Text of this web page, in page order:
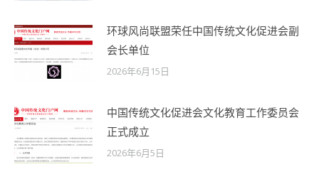
环球风尚联盟荣任中国传统文化促进会副
会长单位
2026年6月15日
中国传统文化促进会文化教育工作委员会
正式成立
2026年6月5日